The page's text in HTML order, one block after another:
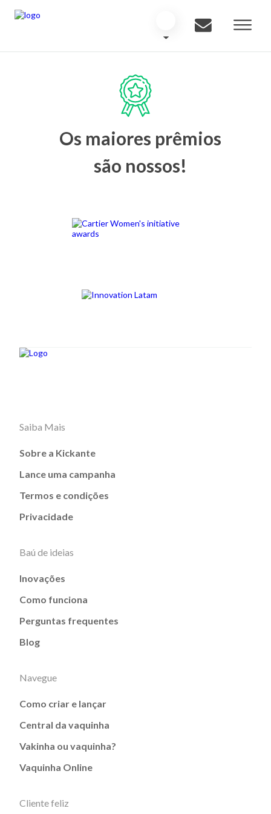
Os maiores prêmios
são nossos!
Saiba Mais
Sobre a Kickante
Lance uma campanha
Termos e condições
Privacidade
Baú de ideias
Inovações
Como funciona
Perguntas frequentes
Blog
Navegue
Como criar e lançar
Central da vaquinha
Vakinha ou vaquinha?
Vaquinha Online
Cliente feliz